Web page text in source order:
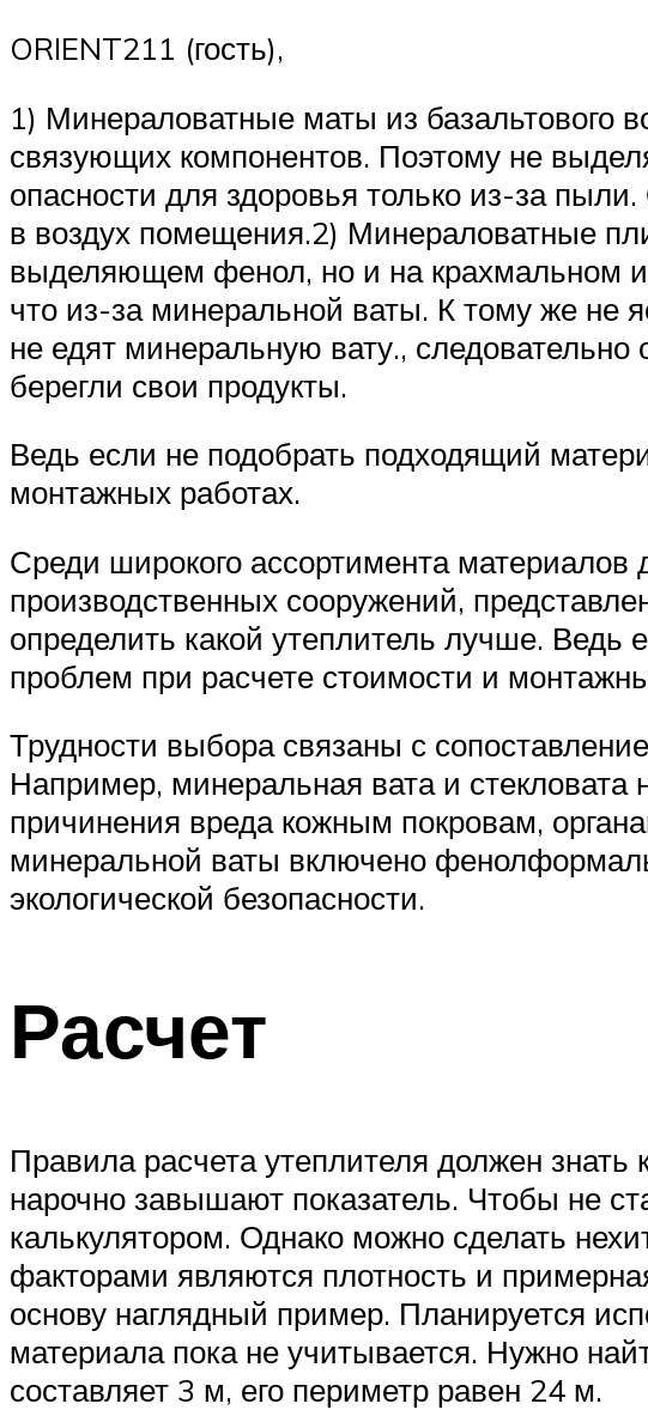
ORIENT211 (гость),
1) Минераловатные маты из базальтового
связующих компонентов. Поэтому не
опасности для здоровья только из-за
в воздух помещения.2) Минераловатные
выделяющем фенол, но и на крахмальном
что из-за минеральной ваты. К тому же не
не едят минеральную вату.,
берегли свои продукты.
Ведь если не подобрать подходящий
монтажных работах.
Среди широкого ассортимента
производственных сооружений,
определить какой утеплитель лучше.
проблем при расчете стоимости и
Трудности выбора связаны с
Например, минеральная вата и
причинения вреда кожным покровам,
минеральной ваты включено
экологической безопасности.
Расчет
Правила расчета утеплителя должен
нарочно завышают показатель. Чтобы не
калькулятором. Однако можно сделать
факторами являются плотность и
основу наглядный пример. Планируется
материала пока не учитывается. Нужно
составляет 3 м, его периметр равен 24 м.